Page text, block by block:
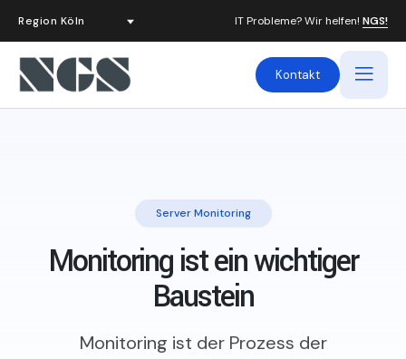
IT Probleme? Wir helfen! NGS!
Kontakt
Server Monitoring
Monitoring ist ein wichtiger
Baustein
Monitoring ist der Prozess der